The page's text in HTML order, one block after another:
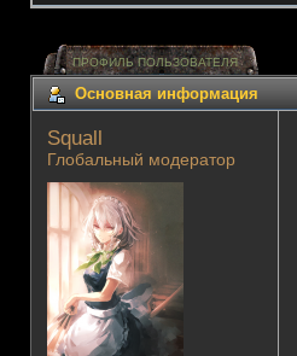
ПРОФИЛЬ ПОЛЬЗОВАТЕЛЯ
Основная информация
Squall
Глобальный модератор